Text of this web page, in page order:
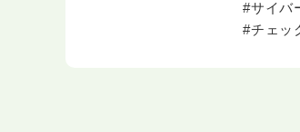
#サイバ
#チェッ